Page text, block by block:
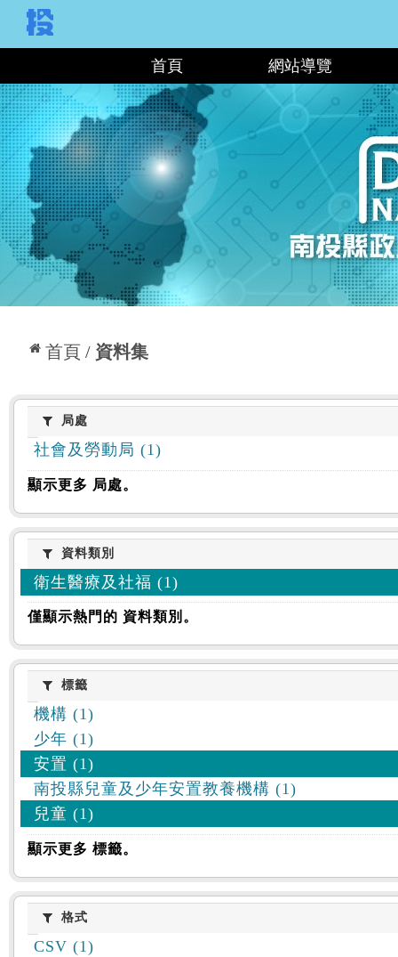
首頁 網站導覽
首頁 資料集
:::
局處局處
社會及勞動局 (1)
顯示更多 局處。
資料類別
資料類別
衛生醫療及社福 (1)
僅顯示熱門的 資料類別。
標籤標籤
機構 (1)
少年 (1)
安置 (1)
南投縣兒童及少年安置教養機構 (1)
兒童 (1)
顯示更多 標籤。
格式格式
CSV (1)